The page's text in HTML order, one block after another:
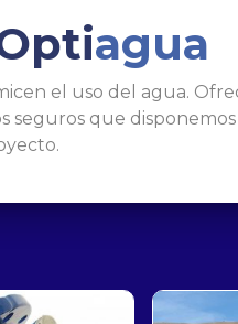
agua
el uso del agua.
que